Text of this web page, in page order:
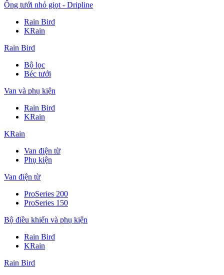
Ống tưới nhỏ giọt - Dripline
Rain Bird
KRain
Rain Bird
Bộ lọc
Béc tưới
Van và phụ kiện
Rain Bird
KRain
KRain
Van điện từ
Phụ kiện
Van điện từ
ProSeries 200
ProSeries 150
Bộ điều khiển và phụ kiện
Rain Bird
KRain
Rain Bird